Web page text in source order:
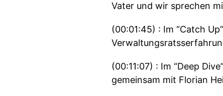
Vater und wir sprechen
(00:01:45) : Im “Catch
(00:11:07) : Im “Deep
gemeinsam mit Florian